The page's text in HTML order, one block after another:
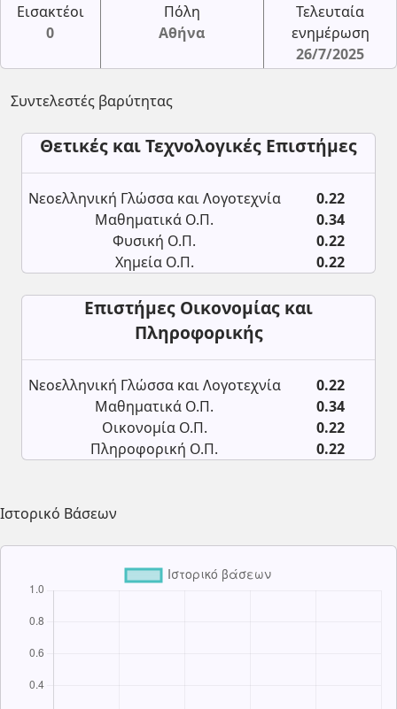
Εισακτέοι
0
Πόλη
Αθήνα
Τελευταία
ενημέρωση
26/7/2025
Συντελεστές βαρύτητας
Θετικές και Τεχνολογικές Επιστήμες
Νεοελληνική Γλώσσα και Λογοτεχνία
0.22
Μαθηματικά Ο.Π.
0.34
Φυσική Ο.Π.
0.22
Χημεία Ο.Π.
0.22
Επιστήμες Οικονομίας και
Πληροφορικής
Νεοελληνική Γλώσσα και Λογοτεχνία
0.22
Μαθηματικά Ο.Π.
0.34
Οικονομία Ο.Π.
0.22
Πληροφορική Ο.Π.
0.22
Ιστορικό Βάσεων